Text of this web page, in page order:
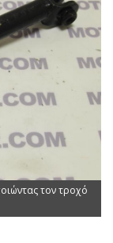
τον τροχό